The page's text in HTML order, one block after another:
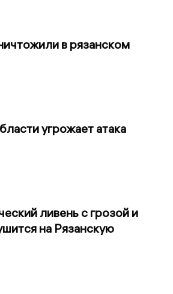
в рязанском
угрожает атака
ливень с грозой и
на Рязанскую